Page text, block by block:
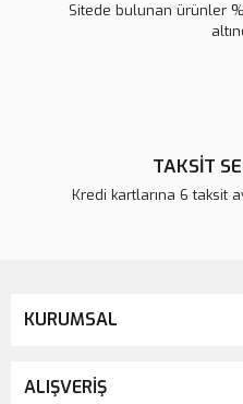
Sitede bulunan ürünler
TAKSİT
Kredi kartlarına 6 taksit
KURUMSAL
ALIŞVERİŞ